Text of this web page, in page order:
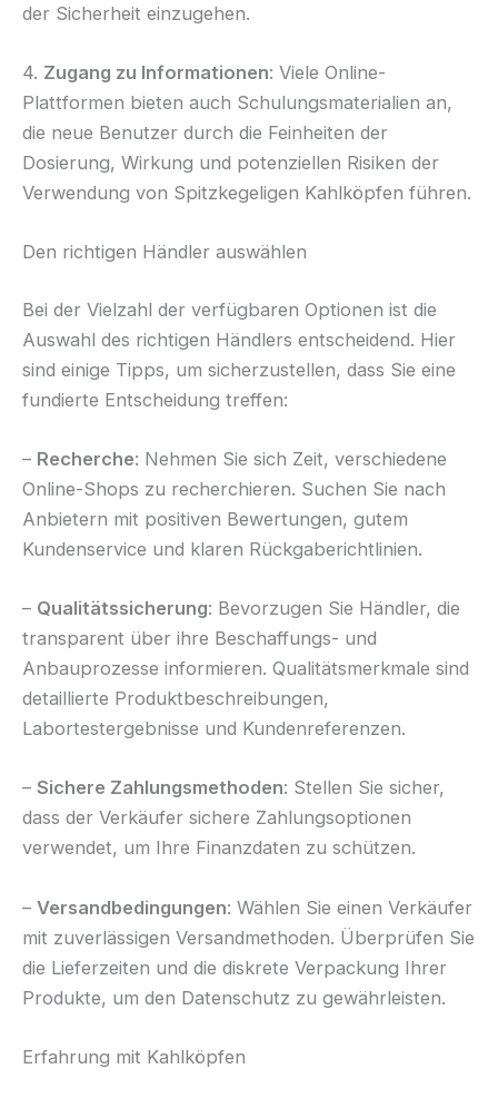
der Sicherheit einzugehen.
4. Zugang zu Informationen: Viele Online-
Plattformen bieten auch Schulungsmaterialien an,
die neue Benutzer durch die Feinheiten der
Dosierung, Wirkung und potenziellen Risiken der
Verwendung von Spitzkegeligen Kahlköpfen führen.
Den richtigen Händler auswählen
Bei der Vielzahl der verfügbaren Optionen ist die
Auswahl des richtigen Händlers entscheidend. Hier
sind einige Tipps, um sicherzustellen, dass Sie eine
fundierte Entscheidung treffen:
– Recherche: Nehmen Sie sich Zeit, verschiedene
Online-Shops zu recherchieren. Suchen Sie nach
Anbietern mit positiven Bewertungen, gutem
Kundenservice und klaren Rückgaberichtlinien.
– Qualitätssicherung: Bevorzugen Sie Händler, die
transparent über ihre Beschaffungs- und
Anbauprozesse informieren. Qualitätsmerkmale sind
detaillierte Produktbeschreibungen,
Labortestergebnisse und Kundenreferenzen.
– Sichere Zahlungsmethoden: Stellen Sie sicher,
dass der Verkäufer sichere Zahlungsoptionen
verwendet, um Ihre Finanzdaten zu schützen.
– Versandbedingungen: Wählen Sie einen Verkäufer
mit zuverlässigen Versandmethoden. Überprüfen Sie
die Lieferzeiten und die diskrete Verpackung Ihrer
Produkte, um den Datenschutz zu gewährleisten.
Erfahrung mit Kahlköpfen